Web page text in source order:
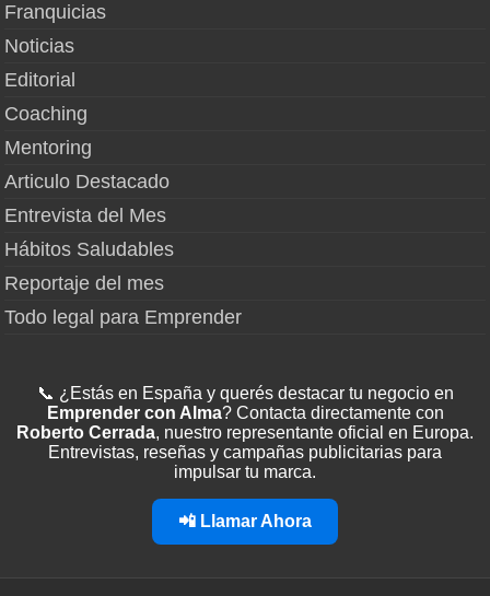
Franquicias
Noticias
Editorial
Coaching
Mentoring
Articulo Destacado
Entrevista del Mes
Hábitos Saludables
Reportaje del mes
Todo legal para Emprender
📞 ¿Estás en España y querés destacar tu negocio en
Emprender con Alma? Contacta directamente con
Roberto Cerrada, nuestro representante oficial en Europa.
Entrevistas, reseñas y campañas publicitarias para
impulsar tu marca.
📲 Llamar Ahora